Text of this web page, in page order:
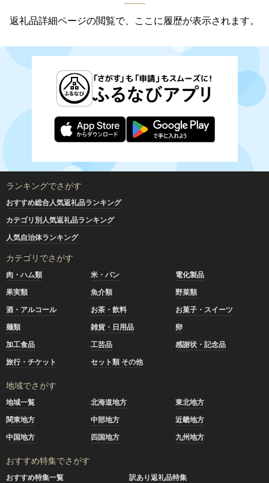
返礼品詳細ページの閲覧で、ここに履歴が表示されます。
ランキングでさがす
おすすめ総合人気返礼品ランキング
カテゴリ別人気返礼品ランキング
人気自治体ランキング
カテゴリでさがす
肉・ハム類 米・パン
電化製品
果実類
魚介類
野菜類
酒・アルコール
お茶・飲料
お菓子・スイーツ
麺類
雑貨・日用品
卵
加工食品
工芸品
感謝状・記念品
旅行・チケット
セット類 その他
地域でさがす
地域一覧 北海道地方
東北地方
関東地方
中部地方
近畿地方
中国地方
四国地方 九州地方
おすすめ特集でさがす
おすすめ特集一覧
訳あり返礼品特集